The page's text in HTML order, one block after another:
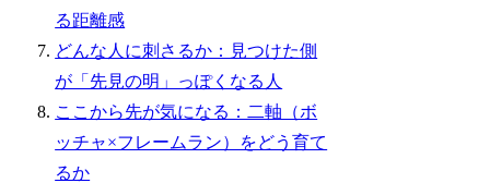
る距離感
どんな人に刺さるか：見つけた側
が「先見の明」っぽくなる人
ここから先が気になる：二軸（ボ
ッチャ×フレームラン）をどう育て
るか